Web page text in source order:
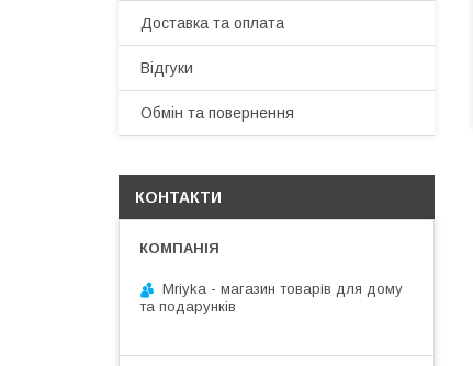
Доставка та оплата
Відгуки
Обмін та повернення
КОНТАКТИ
Mriyka - магазин товарів для дому
та подарунків